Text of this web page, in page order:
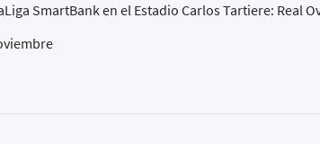
SmartBank en el Estadio Carlos Tartiere: Real